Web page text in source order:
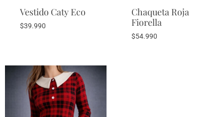
Vestido Caty Eco
$39.990
Chaqueta Roja
Fiorella
$54.990